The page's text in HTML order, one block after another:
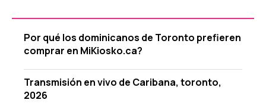
Por qué los dominicanos de Toronto prefieren
comprar en MiKiosko.ca?
Transmisión en vivo de Caribana, toronto,
2026